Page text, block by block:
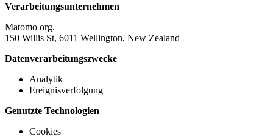
Verarbeitungsunternehmen
Matomo org.
150 Willis St, 6011 Wellington, New Zealand
Datenverarbeitungszwecke
Analytik
Ereignisverfolgung
Genutzte Technologien
Cookies